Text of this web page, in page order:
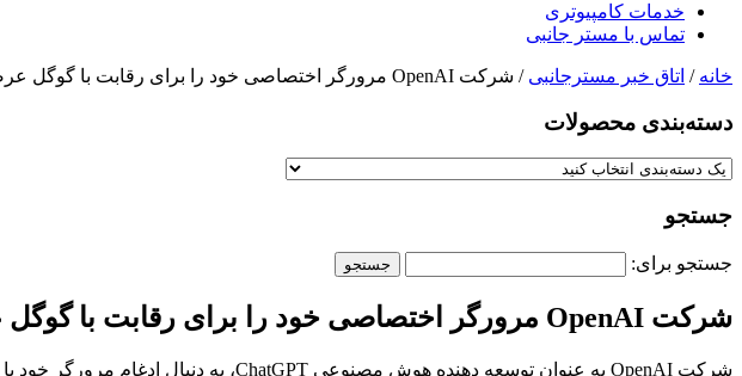
خدمات کامپیوتری
تماس با مستر جانبی
خانه / اتاق خبر مسترجانبی / شرکت OpenAI مرورگر اختصاصی خود را برای رقابت با گوگل عرضه می‌کند
دسته‌بندی‌ محصولات
جستجو
جستجو برای:
شرکت OpenAI مرورگر اختصاصی خود را برای رقابت با گوگل عرضه می‌کند